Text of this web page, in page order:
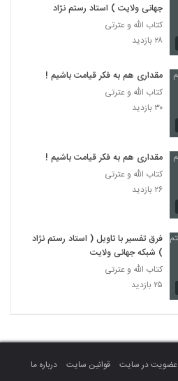
جهانی ولایت ) استاد رستم نژاد
کتاب الله و عترتی
۲۸ بازدید
مقداری هم به فکر قیامت باشیم !
کتاب الله و عترتی
۳۰ بازدید
مقداری هم به فکر قیامت باشیم !
کتاب الله و عترتی
۲۶ بازدید
فرق تفسیر با تاویل ( استاد رستم نژاد
) شبکه جهانی ولایت
کتاب الله و عترتی
۲۵ بازدید
عضویت در سایت قوانین سایت
درباره ما